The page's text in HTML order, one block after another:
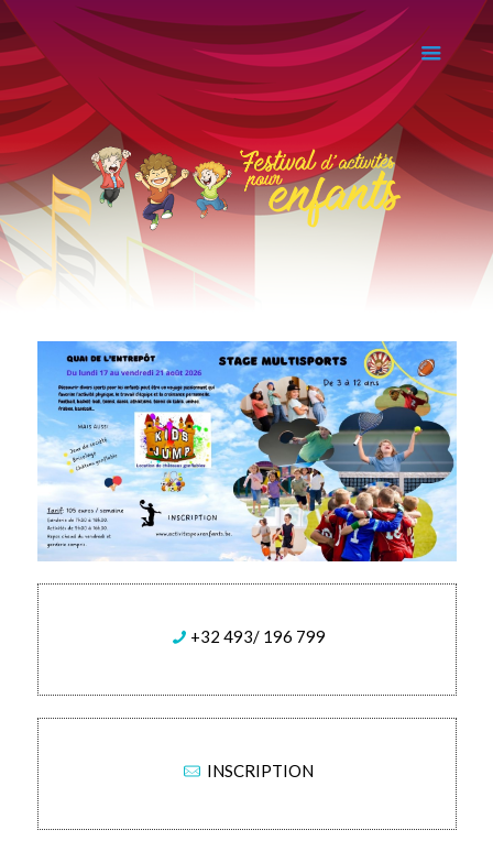
+32 493/ 196 799
INSCRIPTION